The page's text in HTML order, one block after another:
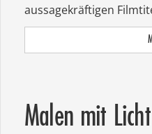
aussagekräftigen
Malen mit